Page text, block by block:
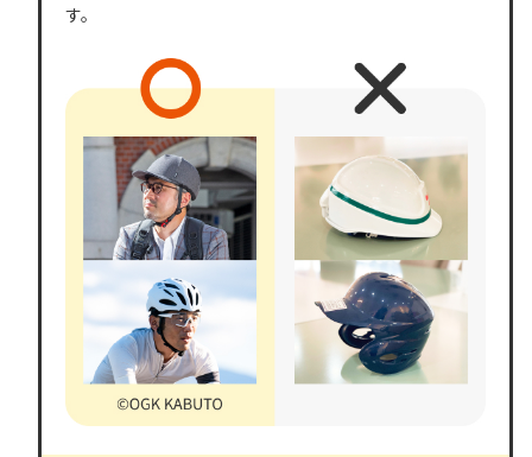
す。